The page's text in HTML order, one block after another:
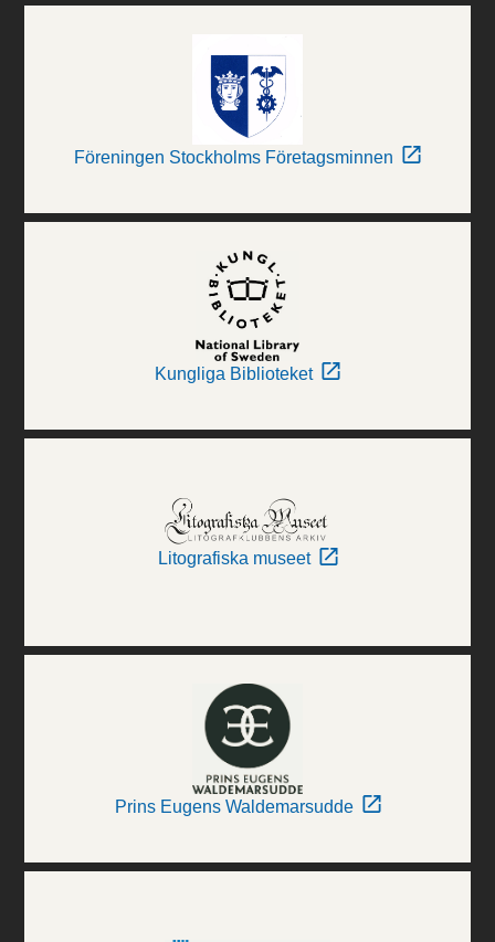
Föreningen Stockholms Företagsminnen
Kungliga Biblioteket
Litografiska museet
Prins Eugens Waldemarsudde